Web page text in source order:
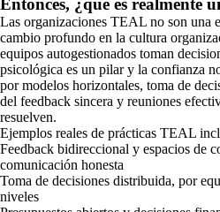
Entonces, ¿qué es realmente
Las organizaciones TEAL no son una
cambio profundo en la cultura
equipos autogestionados toman
psicológica es un pilar y la confianza
por modelos horizontales, toma de
del feedback sincera y reuniones
resuelven.
Ejemplos reales de prácticas TEAL
Feedback bidireccional y espacios de
comunicación honesta
Toma de decisiones distribuida, por
niveles